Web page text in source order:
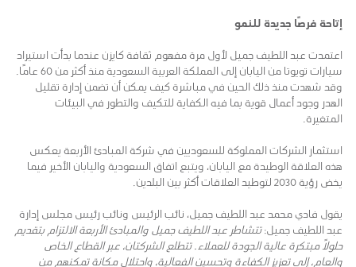
إتاحة فرصًا جديدة للنمو
اعتمدت عبد اللطيف جميل لأول مرة مفهوم ثقافة كايزن عندما بدأت استيراد
سيارات تويوتا من اليابان إلى المملكة العربية السعودية منذ أكثر من 60 عامًا.
وقد شهدت منذ ذلك الحين في مباشرة كيف يمكن أن تضمن إدارة تقليل
الهدر وجود أعمال قوية بما فيه الكفاية للتكيف والتطور في البيئات
المتغيرة.
استثمار الشركات المملوكة للسعوديين في شركة المبادئ الأربعة يعكس
هذه العلاقة الوطيدة مع اليابان، ويتبع اتفاق السعودية واليابان الأخير فيما
يخض رؤية 2030 لتوطيد العلاقات أكثر بين البلدين.
يقول فادي محمد عبد اللطيف جميل، نائب الرئيس ونائب رئيس مجلس إدارة
عبد اللطيف جميل:تتشاطر عبد اللطيف جميل والمبادئ الأربعة الالتزام بتقديم
حلولاً مبتكرة عالية الجودة للعملاء. تتطلع الشركتان، عبر القطاع الخاص
والعام، إلى تعزيز الكفاءة وتحسين الفعالية، واحتلال مكانة تمكنهم من